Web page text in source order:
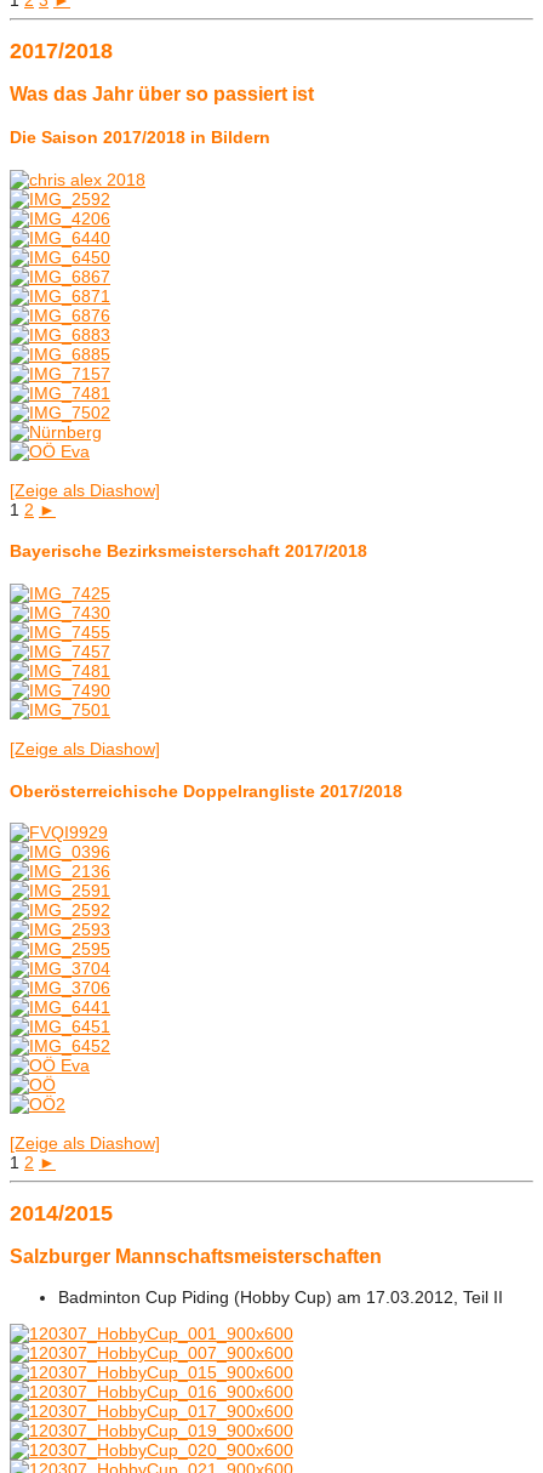
2017/2018
Was das Jahr über so passiert ist
Die Saison 2017/2018 in Bildern
[Zeige als Diashow]
1 2 ►
Bayerische Bezirksmeisterschaft 2017/2018
[Zeige als Diashow]
Oberösterreichische Doppelrangliste 2017/2018
[Zeige als Diashow]
1 2 ►
2014/2015
Salzburger Mannschaftsmeisterschaften
Badminton Cup Piding (Hobby Cup) am 17.03.2012, Teil II